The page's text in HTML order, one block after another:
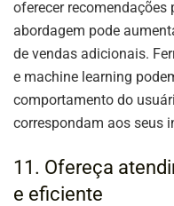
oferecer recomendações
abordagem pode
de vendas adicionais.
e machine learning
comportamento do
correspondam aos seus
11. Ofereça
e eficiente